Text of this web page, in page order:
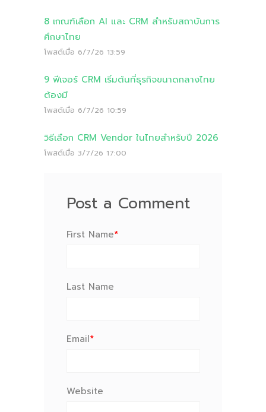
8 เกณฑ์เลือก AI และ CRM สำหรับสถาบันการ
ศึกษาไทย
โพสต์เมื่อ 6/7/26 13:59
9 ฟีเจอร์ CRM เริ่มต้นที่ธุรกิจขนาดกลางไทย
ต้องมี
โพสต์เมื่อ 6/7/26 10:59
วิธีเลือก CRM Vendor ในไทยสำหรับปี 2026
โพสต์เมื่อ 3/7/26 17:00
Post a Comment
First Name*
Last Name
Email*
Website